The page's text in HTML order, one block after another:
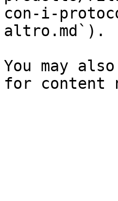
con-i-
altro.md`).
You may